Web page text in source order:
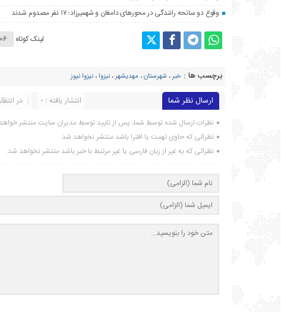
وقوع دو سانحه رانندگی در محورهای دامغان و شهمیرزاد؛ ۱۷ نفر مصدوم شدند
لینک کوتاه
برچسب ها : خبر، شهرستان، مهدیشهر،نیزوا ،نیزوا نیوز
ارسال نظر شما در انتشار یافته : ۰
نظرات ارسال شده توسط شما، پس از تایید توسط مدیران سایت منتشر
نظراتی که حاوی تهمت یا افترا باشد منتشر نخواهد شد.
نظراتی که به غیر از زبان فارسی یا غیر مرتبط با خبر باشد منتشر نخواهد شد.